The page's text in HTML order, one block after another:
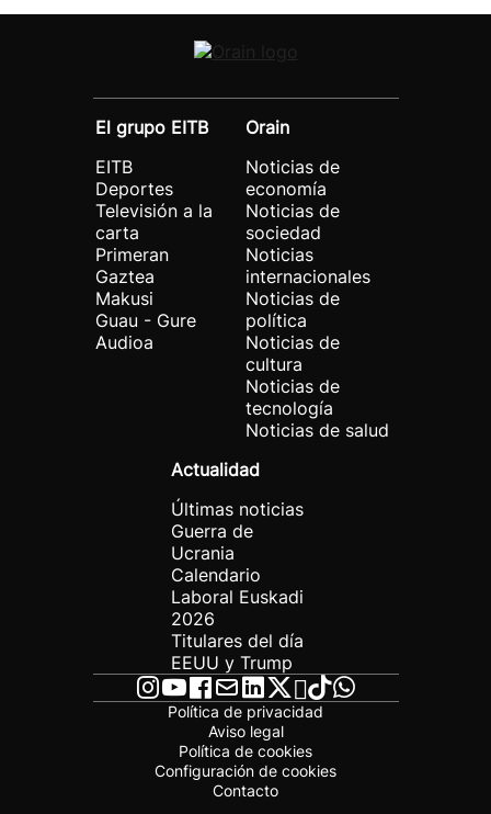
El grupo EITB
EITB
Deportes
Televisión a la
carta
Primeran
Gaztea
Makusi
Guau - Gure
Audioa
Orain
Noticias de
economía
Noticias de
sociedad
Noticias
internacionales
Noticias de
política
Noticias de
cultura
Noticias de
tecnología
Noticias de salud
Actualidad
Últimas noticias
Guerra de
Ucrania
Calendario
Laboral Euskadi
2026
Titulares del día
EEUU y Trump
Política de privacidad
Aviso legal
Política de cookies
Configuración de cookies
Contacto